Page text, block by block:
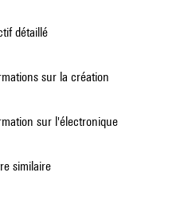
détaillé
sur la création
sur l'électronique
similaire